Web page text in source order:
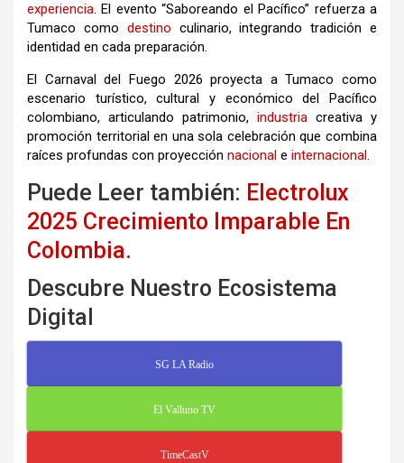
experiencia. El evento “Saboreando el Pacífico” refuerza a
Tumaco como destino culinario, integrando tradición e
identidad en cada preparación.
El Carnaval del Fuego 2026 proyecta a Tumaco como
escenario turístico, cultural y económico del Pacífico
colombiano, articulando patrimonio, industria creativa y
promoción territorial en una sola celebración que combina
raíces profundas con proyección nacional e internacional.
Puede Leer también: Electrolux
2025 Crecimiento Imparable En
Colombia.
Descubre Nuestro Ecosistema
Digital
SG LA Radio
El Valluno TV
TimeCastV